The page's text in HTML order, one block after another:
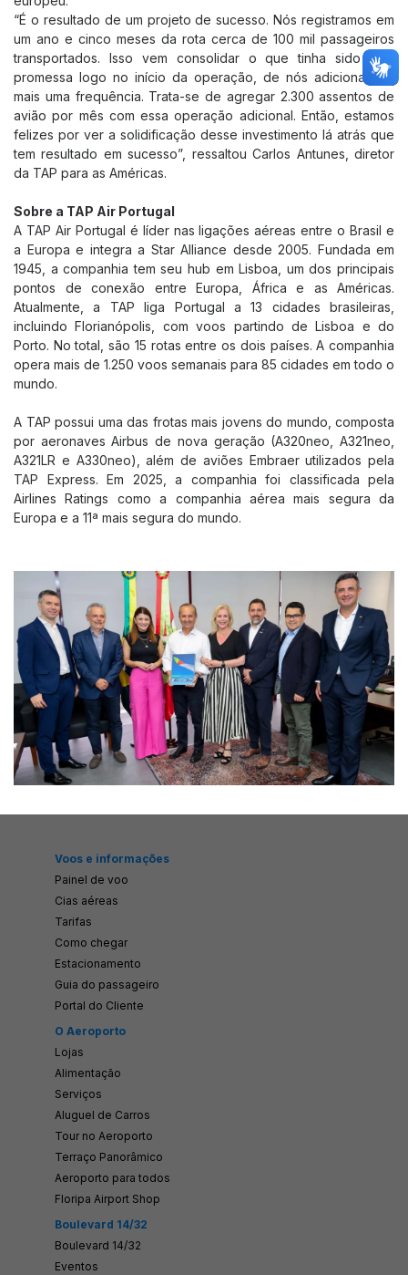
“É o resultado de um projeto de sucesso. Nós registramos em
um ano e cinco meses da rota cerca de 100 mil passageiros
transportados. Isso vem consolidar o que tinha sido uma
promessa logo no início da operação, de nós adicionarmos
mais uma frequência. Trata-se de agregar 2.300 assentos de
avião por mês com essa operação adicional. Então, estamos
felizes por ver a solidificação desse investimento lá atrás que
tem resultado em sucesso”, ressaltou Carlos Antunes, diretor
da TAP para as Américas.
Sobre a TAP Air Portugal
A TAP Air Portugal é líder nas ligações aéreas entre o Brasil e
a Europa e integra a Star Alliance desde 2005. Fundada em
1945, a companhia tem seu hub em Lisboa, um dos principais
pontos de conexão entre Europa, África e as Américas.
Atualmente, a TAP liga Portugal a 13 cidades brasileiras,
incluindo Florianópolis, com voos partindo de Lisboa e do
Porto. No total, são 15 rotas entre os dois países. A companhia
opera mais de 1.250 voos semanais para 85 cidades em todo o
mundo.
A TAP possui uma das frotas mais jovens do mundo, composta
por aeronaves Airbus de nova geração (A320neo, A321neo,
A321LR e A330neo), além de aviões Embraer utilizados pela
TAP Express. Em 2025, a companhia foi classificada pela
Airlines Ratings como a companhia aérea mais segura da
Europa e a 11ª mais segura do mundo.
Voos e informações
Painel de voo
Cias aéreas
Tarifas
Como chegar
Estacionamento
Guia do passageiro
Portal do Cliente
O Aeroporto
Lojas
Alimentação
Serviços
Aluguel de Carros
Tour no Aeroporto
Terraço Panorâmico
Aeroporto para todos
Floripa Airport Shop
Boulevard 14/32
Boulevard 14/32
Eventos